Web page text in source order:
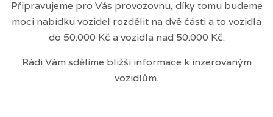
Připravujeme pro Vás provozovnu, díky tomu budeme
moci nabídku vozidel rozdělit na dvě části a to vozidla
do 50.000 Kč a vozidla nad 50.000 Kč.
Rádi Vám sdělíme bližší informace k inzerovaným
vozidlům.